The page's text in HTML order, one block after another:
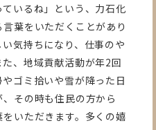
いるね」という、力石化
葉をいただくことがあり
気持ちになり、仕事のや
、地域貢献活動が年2回
ゴミ拾いや雪が降った日
その時も住民の方から
をいただきます。多くの嬉